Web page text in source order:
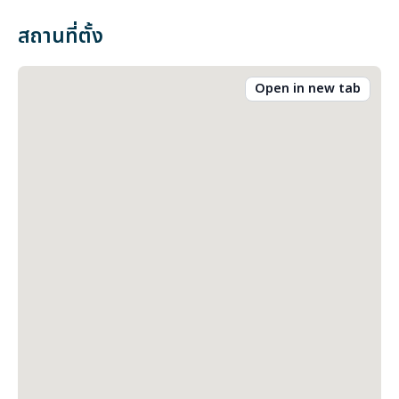
สถานที่ตั้ง
Open in new tab